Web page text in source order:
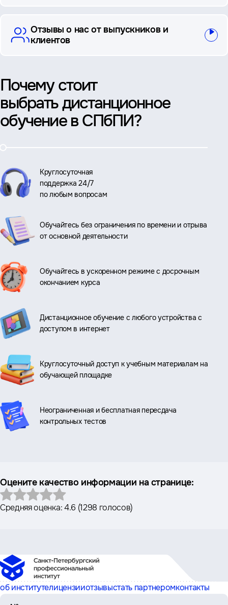
Отзывы о нас от выпускников и
клиентов
Почему стоит
выбрать дистанционное
обучение в СПбПИ?
Круглосуточная
поддержка 24/7
по любым вопросам
Обучайтесь без ограничения по времени и отрыва
от основной деятельности
Обучайтесь в ускоренном режиме с досрочным
окончанием курса
Дистанционное обучение с любого устройства с
доступом в интернет
Круглосуточный доступ к учебным материалам на
обучающей площадке
Неограниченная и бесплатная пересдача
контрольных тестов
Оцените качество информации на странице:
Средняя оценка:4.6 (1298 голосов)
об институтелицензииотзывыстать партнеромконтакты